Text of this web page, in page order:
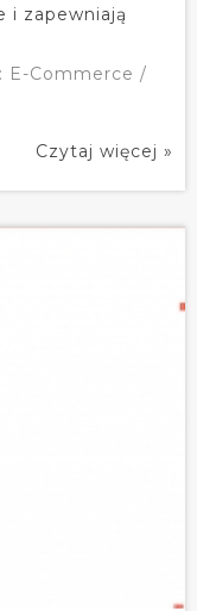
i zapewniają
E-Commerce /
Czytaj więcej »